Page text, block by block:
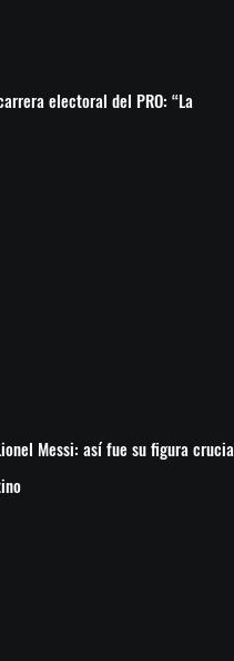
electoral del PRO: “La
Messi: así fue su figura